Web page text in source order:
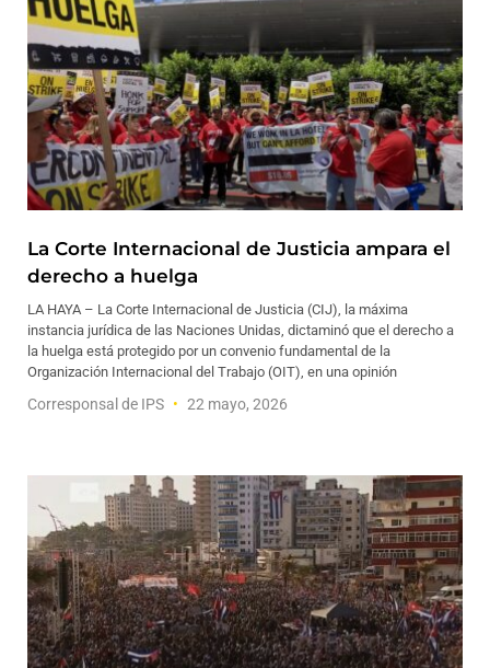
La Corte Internacional de Justicia ampara el
derecho a huelga
LA HAYA – La Corte Internacional de Justicia (CIJ), la máxima
instancia jurídica de las Naciones Unidas, dictaminó que el derecho a
la huelga está protegido por un convenio fundamental de la
Organización Internacional del Trabajo (OIT), en una opinión
Corresponsal de IPS 22 mayo, 2026